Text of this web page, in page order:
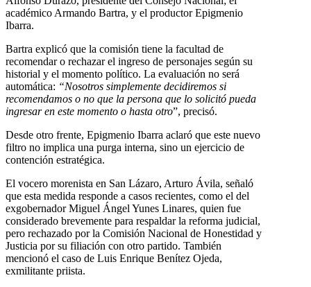
académico Armando Bartra, y el productor Epigmenio
Ibarra.
Bartra explicó que la comisión tiene la facultad de
recomendar o rechazar el ingreso de personajes según su
historial y el momento político. La evaluación no será
automática: “Nosotros simplemente decidiremos si
recomendamos o no que la persona que lo solicitó pueda
ingresar en este momento o hasta otro”, precisó.
Desde otro frente, Epigmenio Ibarra aclaró que este nuevo
filtro no implica una purga interna, sino un ejercicio de
contención estratégica.
El vocero morenista en San Lázaro, Arturo Ávila, señaló
que esta medida responde a casos recientes, como el del
exgobernador Miguel Ángel Yunes Linares, quien fue
considerado brevemente para respaldar la reforma judicial,
pero rechazado por la Comisión Nacional de Honestidad y
Justicia por su filiación con otro partido. También
mencionó el caso de Luis Enrique Benítez Ojeda,
exmilitante priista.